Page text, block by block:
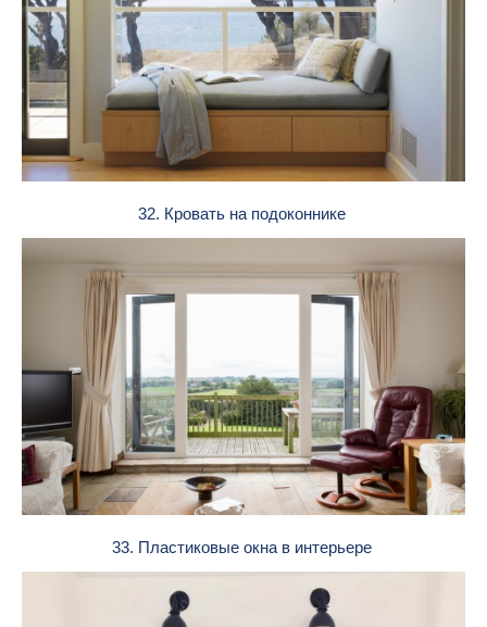
32. Кровать на подоконнике
33. Пластиковые окна в интерьере